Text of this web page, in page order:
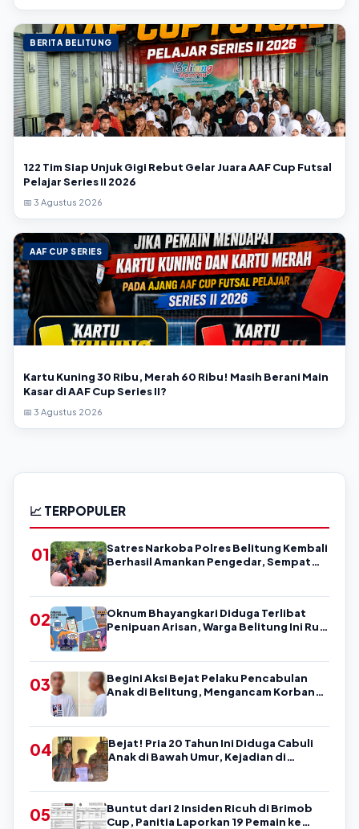
BERITA BELITUNG
122 Tim Siap Unjuk Gigi Rebut Gelar Juara AAF Cup Futsal
Pelajar Series II 2026
📅 3 Agustus 2026
AAF CUP SERIES
Kartu Kuning 30 Ribu, Merah 60 Ribu! Masih Berani Main
Kasar di AAF Cup Series II?
📅 3 Agustus 2026
📈 TERPOPULER
01
Satres Narkoba Polres Belitung Kembali
Berhasil Amankan Pengedar, Sempat
02
Oknum Bhayangkari Diduga Terlibat
Penipuan Arisan, Warga Belitung Ini Rugi
03
Begini Aksi Bejat Pelaku Pencabulan
Anak di Belitung, Mengancam Korban
04
Bejat! Pria 20 Tahun Ini Diduga Cabuli
Anak di Bawah Umur, Kejadian di
05
Buntut dari 2 Insiden Ricuh di Brimob
Cup, Panitia Laporkan 19 Pemain ke